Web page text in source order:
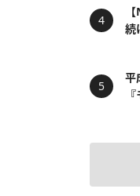
続
平